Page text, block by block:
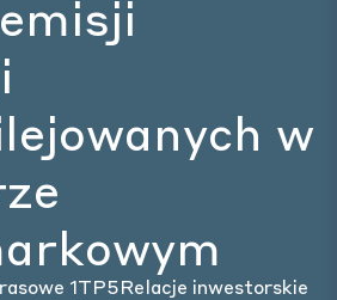
w
1TP5Relacje inwestorskie